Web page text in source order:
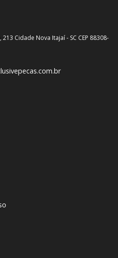
Cidade Nova Itajaí - SC CEP 88308-